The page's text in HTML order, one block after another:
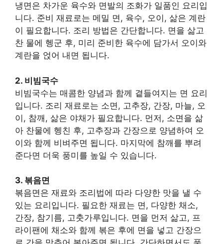
냉면은 차가운 육수와 면발의 조화가 일품인 요리입
니다. 준비 재료로는 메밀 면, 육수, 오이, 삶은 계란
이 필요합니다. 조리 방법은 간단합니다. 면을 삶고
찬 물에 헹군 후, 미리 준비한 육수에 담가서 오이와
계란을 얹어 내면 됩니다.
2. 비빔국수
비빔국수는 매콤한 양념과 함께 곁들여지는 면 요리
입니다. 조리 재료로는 소면, 고추장, 간장, 마늘, 오
이, 참깨, 삶은 야채가 필요합니다. 먼저, 소면을 삶
아 찬물에 헹친 후, 고추장과 간장으로 양념하여 오
이와 함께 비벼주면 됩니다. 마지막에 참깨를 뿌려
준다면 더욱 풍미를 높일 수 있습니다.
3. 볶음면
볶음면은 재료와 조리법에 따라 다양한 맛을 낼 수
있는 요리입니다. 필요한 재료는 면, 다양한 채소,
간장, 참기름, 고춧가루입니다. 면을 먼저 삶고, 프
라이팬에 채소와 함께 볶은 후에 면을 넣고 간장으